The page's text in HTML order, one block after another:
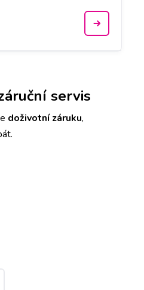
servis
doživotní záruku,